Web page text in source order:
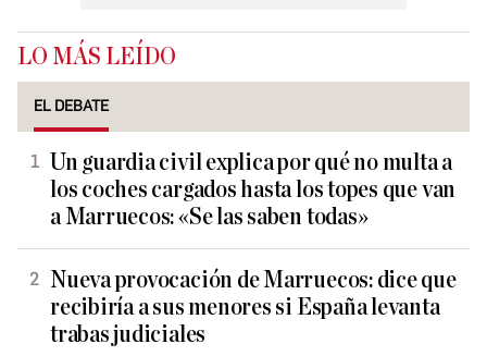
LO MÁS LEÍDO
EL DEBATE
Un guardia civil explica por qué no multa a
los coches cargados hasta los topes que van
a Marruecos: «Se las saben todas»
Nueva provocación de Marruecos: dice que
recibiría a sus menores si España levanta
trabas judiciales